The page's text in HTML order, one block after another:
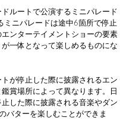
ルートで公演するミニパレード
ミニパレードは途中6箇所で停止
ンターテイメントショーの要素
一体となって楽しめるものにな
が停止した際に披露されるエン
賞場所によって異なります。日
した際に披露される音楽やダン
バターを楽しむことができま